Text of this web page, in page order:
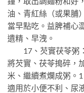
油、青紅絲（或果脯
當早點吃。益脾補心
遺精、早洩。
17、芡實茯苓粥：
將芡實、茯苓搗碎，
米、繼續煮爛成粥。
適用於小便不利、尿